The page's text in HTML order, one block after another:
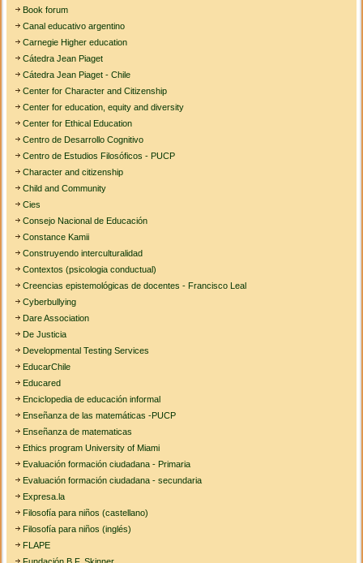
Book forum
Canal educativo argentino
Carnegie Higher education
Cátedra Jean Piaget
Cátedra Jean Piaget - Chile
Center for Character and Citizenship
Center for education, equity and diversity
Center for Ethical Education
Centro de Desarrollo Cognitivo
Centro de Estudios Filosóficos - PUCP
Character and citizenship
Child and Community
Cies
Consejo Nacional de Educación
Constance Kamii
Construyendo interculturalidad
Contextos (psicologia conductual)
Creencias epistemológicas de docentes - Francisco Leal
Cyberbullying
Dare Association
De Justicia
Developmental Testing Services
EducarChile
Educared
Enciclopedia de educación informal
Enseñanza de las matemáticas -PUCP
Enseñanza de matematicas
Ethics program University of Miami
Evaluación formación ciudadana - Primaria
Evaluación formación ciudadana - secundaria
Expresa.la
Filosofía para niños (castellano)
Filosofía para niños (inglés)
FLAPE